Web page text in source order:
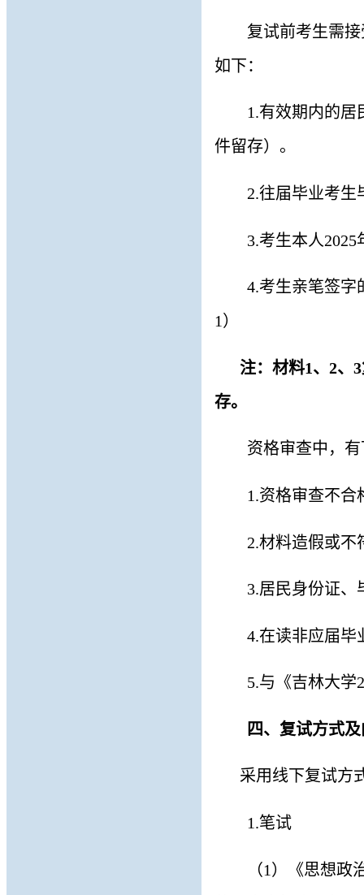
复试前考生需
如下：
1.有效期内的居
件留存）。
2.往届毕业考生
3.考生本人2025
4.考生亲笔签字
1）
注：材料1、2、
存。
资格审查中，
1.资格审查不合
2.材料造假或不
3.居民身份证、
4.在读非应届毕
5.与 《吉林大学
四、 复试方式
采用线下复试方
1.笔试
（1）
《思想政